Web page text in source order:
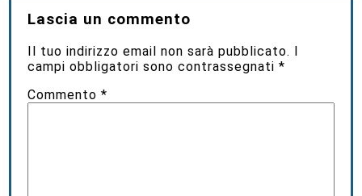
Lascia un commento
Il tuo indirizzo email non sarà pubblicato. I
campi obbligatori sono contrassegnati*
Commento*